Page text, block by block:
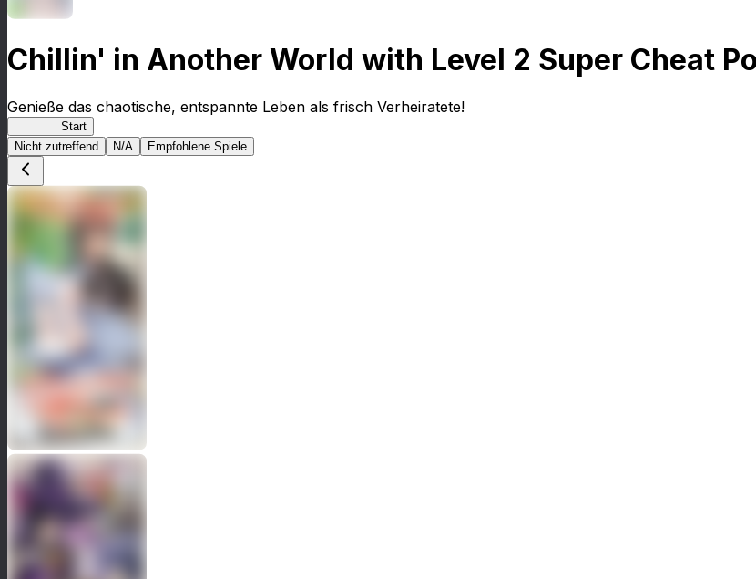
Chillin' in Another World with Level 2 Super Cheat
Genieße das chaotische, entspannte Leben als frisch Verheiratete!
Start
Nicht zutreffend
N/A Empfohlene Spiele